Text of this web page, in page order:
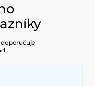
doporučuje